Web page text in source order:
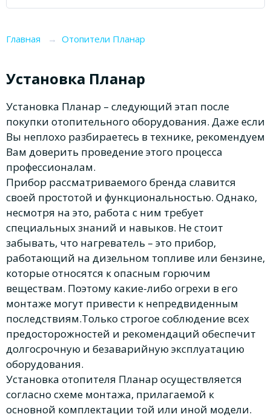
Главная → Отопители Планар
Установка Планар
Установка Планар – следующий этап после
покупки отопительного оборудования. Даже если
Вы неплохо разбираетесь в технике, рекомендуем
Вам доверить проведение этого процесса
профессионалам.
Прибор рассматриваемого бренда славится
своей простотой и функциональностью. Однако,
несмотря на это, работа с ним требует
специальных знаний и навыков. Не стоит
забывать, что нагреватель – это прибор,
работающий на дизельном топливе или бензине,
которые относятся к опасным горючим
веществам. Поэтому какие-либо огрехи в его
монтаже могут привести к непредвиденным
последствиям.Только строгое соблюдение всех
предосторожностей и рекомендаций обеспечит
долгосрочную и безаварийную эксплуатацию
оборудования.
Установка отопителя Планар осуществляется
согласно схеме монтажа, прилагаемой к
основной комплектации той или иной модели.